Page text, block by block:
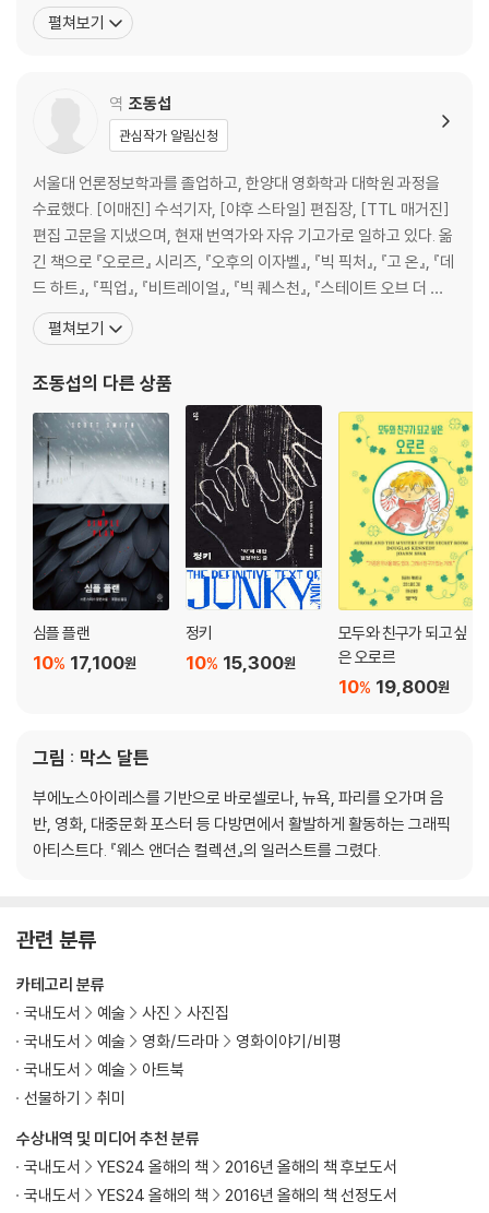
세심한 디렉션을 주는 ‘엄청나게’ 꼼꼼한 사람이라는 평을 받는다. 20
12 남성 패션지 GQ가 선정한 베스트드레서 25인이기도 한 그는 촬
펼쳐보기
역 조동섭
관심작가 알림신청
서울대 언론정보학과를 졸업하고, 한양대 영화학과 대학원 과정을
수료했다. [이매진] 수석기자, [야후 스타일] 편집장, [TTL 매거진]
편집 고문을 지냈으며, 현재 번역가와 자유 기고가로 일하고 있다. 옮
긴 책으로 『오로르』 시리즈, 『오후의 이자벨』, 『빅 픽처』, 『고 온』, 『데
드 하트』, 『픽업』, 『비트레이얼』, 『빅 퀘스천』, 『스테이트 오브 더 유
니언』, 『파이브 데이즈』, 『더 잡』, 『템테이션』, 『파리5구의 여인』, 『모
멘트』, 『파리에 간 고양이』, 『프로방스에 간 고양이』, 『마술사 카터,
펼쳐보기
조동섭의 다른 상품
심플 플랜
17,100원
10%
정키
15,300원
10%
모두와 친구가 되고 싶
은 오로르
19,800원
10%
그림 : 막스 달튼
부에노스아이레스를 기반으로 바로셀로나, 뉴욕, 파리를 오가며 음
반, 영화, 대중문화 포스터 등 다방면에서 활발하게 활동하는 그래픽
아티스트다. 『웨스 앤더슨 컬렉션』의 일러스트를 그렸다.
관련 분류
수상내역 및 미디어 추천 분류
국내도서
YES24 올해의 책
2016년 올해의 책 후보도서
국내도서
YES24 올해의 책 2016년 올해의 책 선정도서
카테고리 분류
국내도서
예술 사진
사진집
국내도서
예술 영화/드라마
영화이야기/비평
국내도서
예술
아트북
선물하기
취미